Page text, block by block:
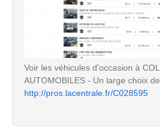
Voir les véhicules d'occasion à
AUTOMOBILES - Un large choix
http://pros.lacentrale.fr/C028595